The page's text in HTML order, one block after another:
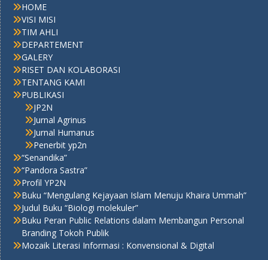
HOME
VISI MISI
TIM AHLI
DEPARTEMENT
GALERY
RISET DAN KOLABORASI
TENTANG KAMI
PUBLIKASI
JP2N
Jurnal Agrinus
Jurnal Humanus
Penerbit yp2n
“Senandika”
“Pandora Sastra”
Profil YP2N
Buku “Mengulang Kejayaan Islam Menuju Khaira Ummah”
Judul Buku “Biologi molekuler”
Buku Peran Public Relations dalam Membangun Personal
Branding Tokoh Publik
Mozaik Literasi Informasi : Konvensional & Digital